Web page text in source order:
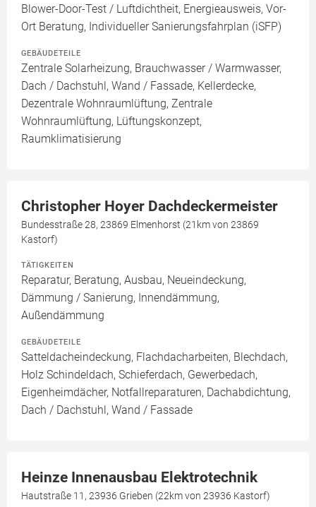
Blower-Door-Test / Luftdichtheit, Energieausweis, Vor-
Ort Beratung, Individueller Sanierungsfahrplan (iSFP)
GEBÄUDETEILE
Zentrale Solarheizung, Brauchwasser / Warmwasser,
Dach / Dachstuhl, Wand / Fassade, Kellerdecke,
Dezentrale Wohnraumlüftung, Zentrale
Wohnraumlüftung, Lüftungskonzept,
Raumklimatisierung
Christopher Hoyer Dachdeckermeister
Bundesstraße 28, 23869 Elmenhorst (21km von 23869
Kastorf)
TÄTIGKEITEN
Reparatur, Beratung, Ausbau, Neueindeckung,
Dämmung / Sanierung, Innendämmung,
Außendämmung
GEBÄUDETEILE
Satteldacheindeckung, Flachdacharbeiten, Blechdach,
Holz Schindeldach, Schieferdach, Gewerbedach,
Eigenheimdächer, Notfallreparaturen, Dachabdichtung,
Dach / Dachstuhl, Wand / Fassade
Heinze Innenausbau Elektrotechnik
Hautstraße 11, 23936 Grieben (22km von 23936 Kastorf)